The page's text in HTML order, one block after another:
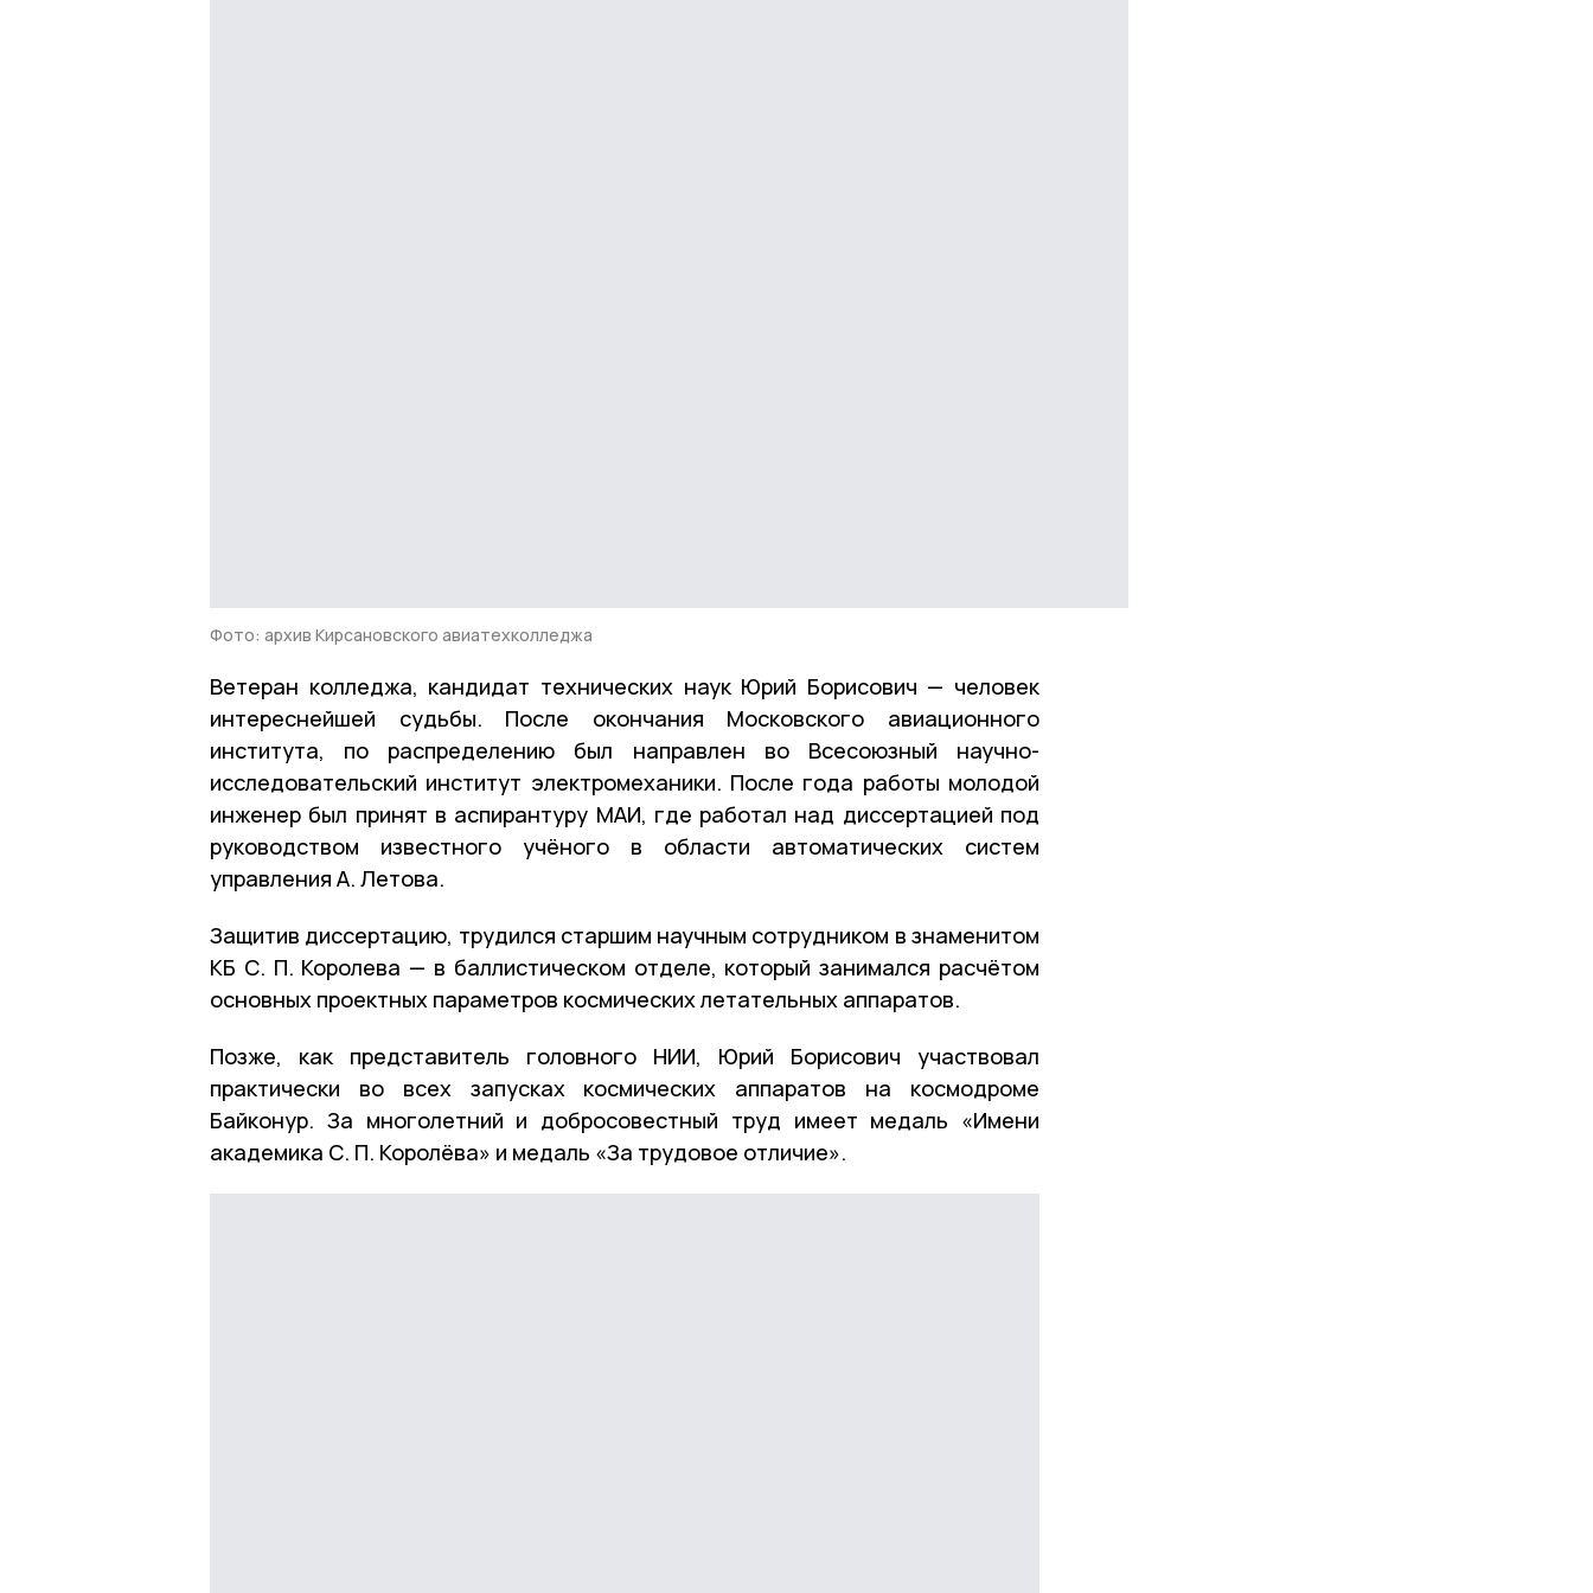
Фото: архив Кирсановского авиатехколледжа
Ветеран колледжа, кандидат технических наук Юрий Борисович — человек
интереснейшей судьбы. После окончания Московского авиационного
института, по распределению был направлен во Всесоюзный научно-
исследовательский институт электромеханики. После года работы молодой
инженер был принят в аспирантуру МАИ, где работал над диссертацией под
руководством известного учёного в области автоматических систем
управления А. Летова.
Защитив диссертацию, трудился старшим научным сотрудником в знаменитом
КБ С. П. Королева — в баллистическом отделе, который занимался расчётом
основных проектных параметров космических летательных аппаратов.
Позже, как представитель головного НИИ, Юрий Борисович участвовал
практически во всех запусках космических аппаратов на космодроме
Байконур. За многолетний и добросовестный труд имеет медаль «Имени
академика С. П. Королёва» и медаль «За трудовое отличие».